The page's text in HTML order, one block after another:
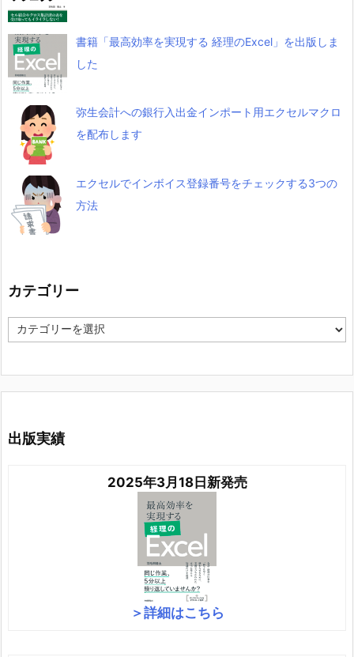
書籍「最高効率を実現する 経理のExcel」を出版しま
した
弥生会計への銀行入出金インポート用エクセルマクロ
を配布します
エクセルでインボイス登録番号をチェックする3つの
方法
カテゴリー
カ
テ
リ
出版実績
2025年3月18日新発売
＞詳細はこちら